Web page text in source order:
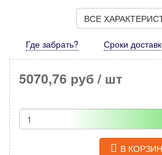
ВСЕ
Где забрать? Сроки
5070,76 руб / шт
В